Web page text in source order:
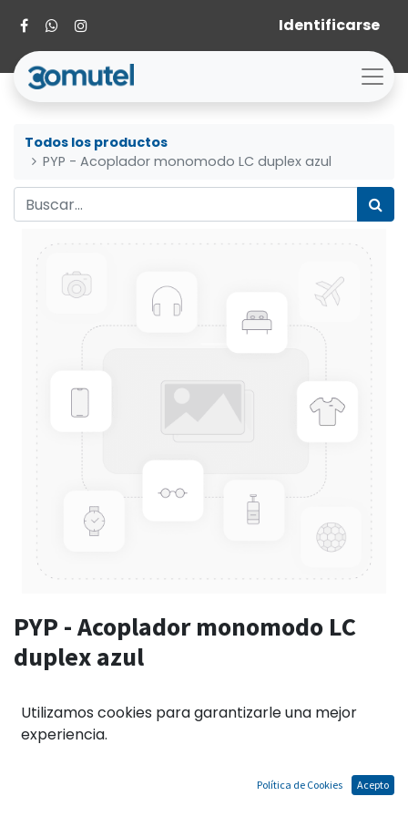
Identificarse
Todos los productos
PYP - Acoplador monomodo LC duplex azul
PYP - Acoplador monomodo LC
duplex azul
El precio no incluye IGV
Garantías de acuerdo a las políticas del fabricante.
Utilizamos cookies para garantizarle una mejor
experiencia.
Política de Cookies Acepto